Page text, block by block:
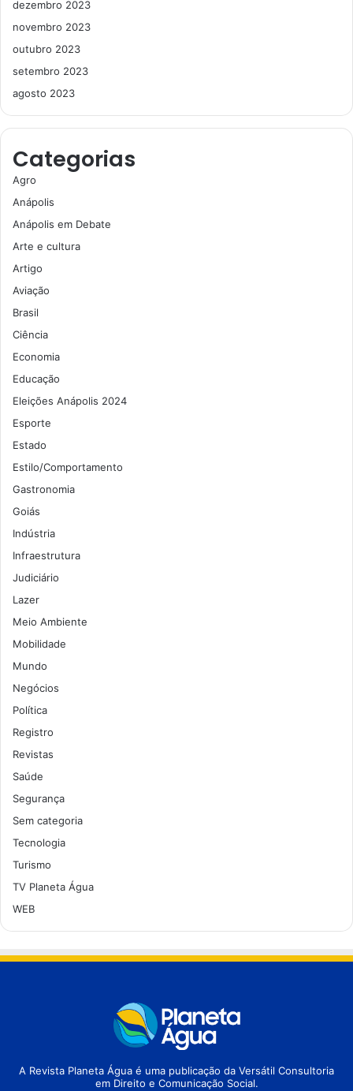
dezembro 2023
novembro 2023
outubro 2023
setembro 2023
agosto 2023
Categorias
Agro
Anápolis
Anápolis em Debate
Arte e cultura
Artigo
Aviação
Brasil
Ciência
Economia
Educação
Eleições Anápolis 2024
Esporte
Estado
Estilo/Comportamento
Gastronomia
Goiás
Indústria
Infraestrutura
Judiciário
Lazer
Meio Ambiente
Mobilidade
Mundo
Negócios
Política
Registro
Revistas
Saúde
Segurança
Sem categoria
Tecnologia
Turismo
TV Planeta Água
WEB
A Revista Planeta Água é uma publicação da Versátil Consultoria
em Direito e Comunicação Social.